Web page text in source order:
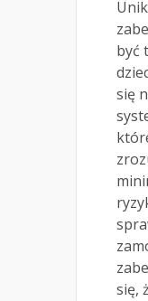
być
się
się,